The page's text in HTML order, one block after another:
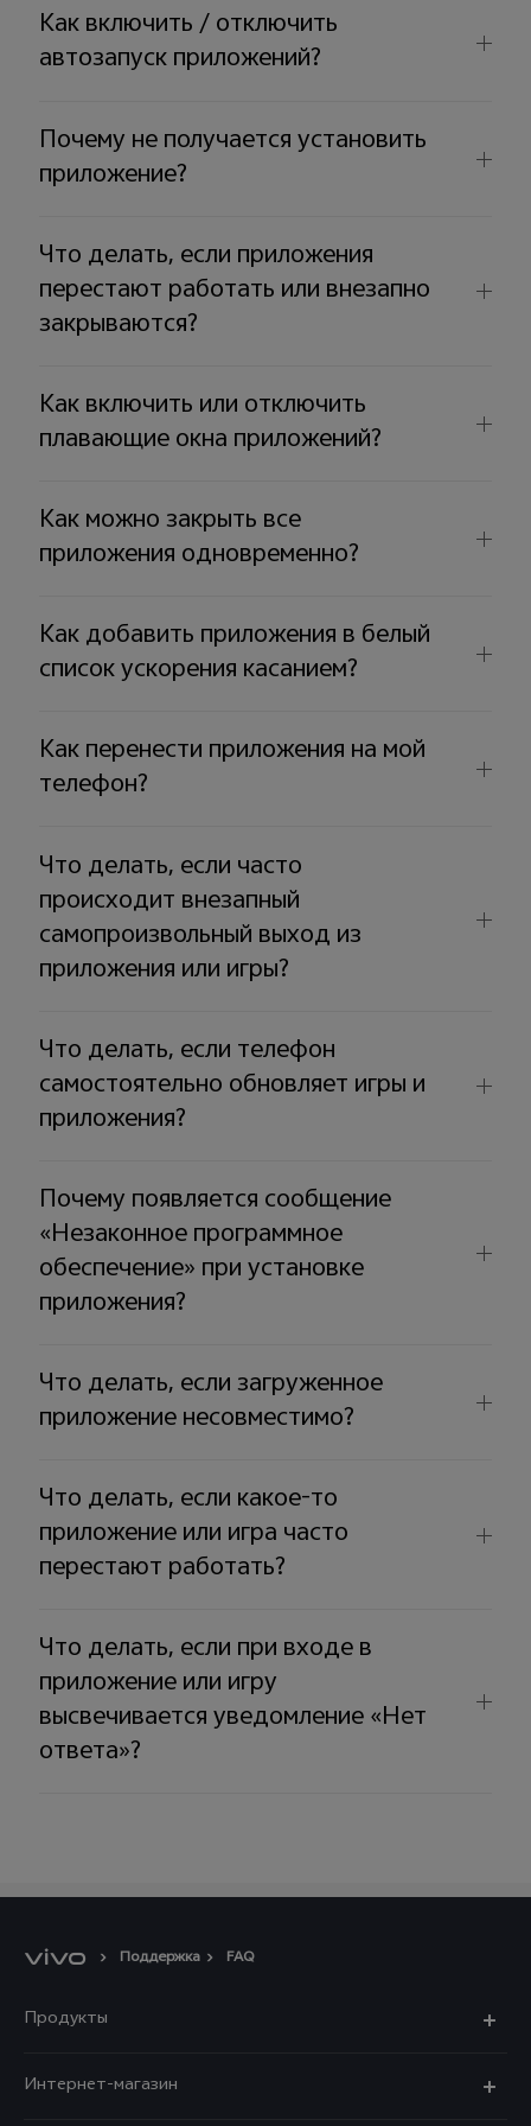
Как включить / отключить
автозапуск приложений?
Почему не получается установить
приложение?
Что делать, если приложения
перестают работать или внезапно
закрываются?
Как включить или отключить
плавающие окна приложений?
Как можно закрыть все
приложения одновременно?
Как добавить приложения в белый
список ускорения касанием?
Как перенести приложения на мой
телефон?
Что делать, если часто
происходит внезапный
самопроизвольный выход из
приложения или игры?
Что делать, если телефон
самостоятельно обновляет игры и
приложения?
Почему появляется сообщение
«Незаконное программное
обеспечение» при установке
приложения?
Что делать, если загруженное
приложение несовместимо?
Что делать, если какое-то
приложение или игра часто
перестают работать?
Что делать, если при входе в
приложение или игру
высвечивается уведомление «Нет
ответа»?
Поддержка FAQ
Продукты
Интернет-магазин